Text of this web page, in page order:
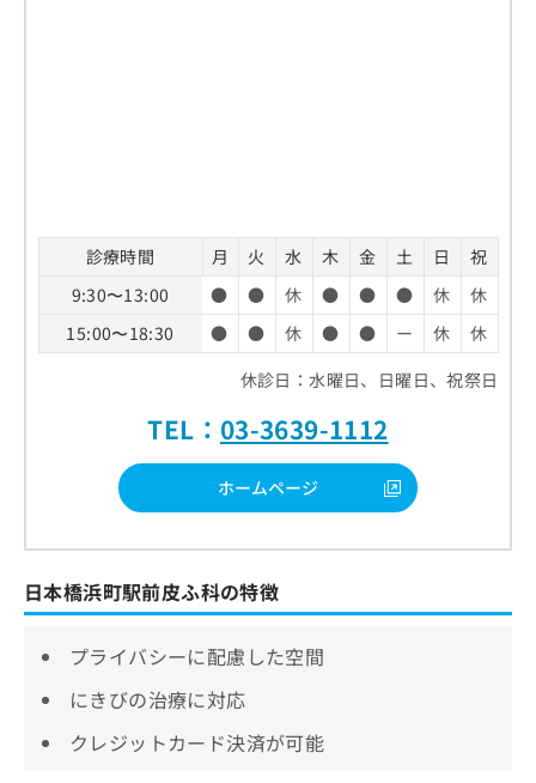
診療時間 月 火 水 木 金 土 日
祝
9:30〜13:00
● ● 休 ● ● ● 休
休
15:00〜18:30
● ● 休 ● ● ー 休
休
休診日：水曜日、日曜日、祝祭日
TEL： 03-3639-1112
ホームページ
日本橋浜町駅前皮ふ科の特徴
プライバシーに配慮した空間
にきびの治療に対応
クレジットカード決済が可能